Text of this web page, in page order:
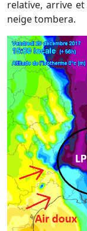
relative, arrive
neige tombera.